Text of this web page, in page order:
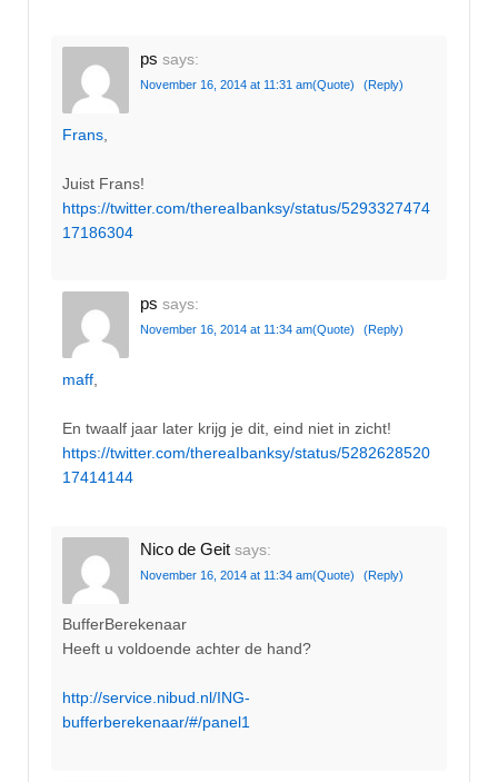
ps says:
November 16, 2014 at 11:31 am(Quote) (Reply)
Frans
Juist Frans!
https://twitter.com/thereaIbanksy/status/5293327474
17186304
ps says:
November 16, 2014 at 11:34 am(Quote) (Reply)
maff
En twaalf jaar later krijg je dit, eind niet in zicht!
https://twitter.com/thereaIbanksy/status/5282628520
17414144
Nico de Geit says:
November 16, 2014 at 11:34 am(Quote) (Reply)
BufferBerekenaar
Heeft u voldoende achter de hand?
http://service.nibud.nl/ING-
bufferberekenaar/#/panel1